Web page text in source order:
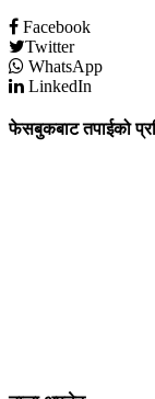
Facebook
Twitter
WhatsApp
LinkedIn
फेसबुकबाट तपाईको